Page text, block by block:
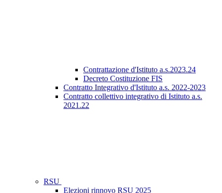
Contrattazione d'Istituto a.s.2023.24
Decreto Costituzione FIS
Contratto Integrativo d'Istituto a.s. 2022-2023
Contratto collettivo integrativo di Istituto a.s.
2021.22
RSU
Elezioni rinnovo RSU 2025